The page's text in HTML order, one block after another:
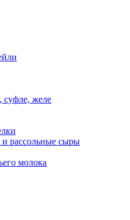
суфле, желе
рассольные сыры
молока